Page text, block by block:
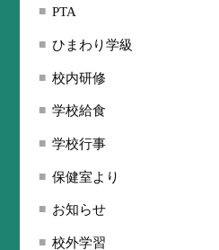
PTA
ひまわり学級
校内研修
学校給食
学校行事
保健室より
お知らせ
校外学習